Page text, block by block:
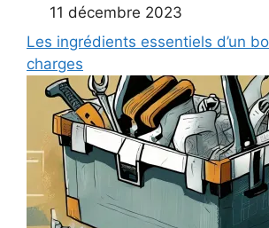
11 décembre 2023
Les ingrédients essentiels d’un
charges